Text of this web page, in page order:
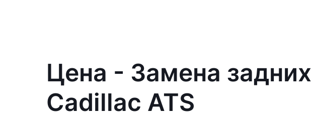
Цена - Замена
Cadillac ATS